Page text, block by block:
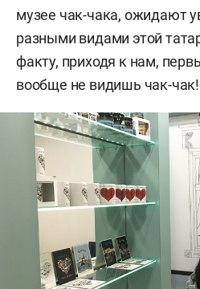
музее чак-чака, ожидают
разными видами этой
факту, приходя к нам,
вообще не видишь чак-чак!